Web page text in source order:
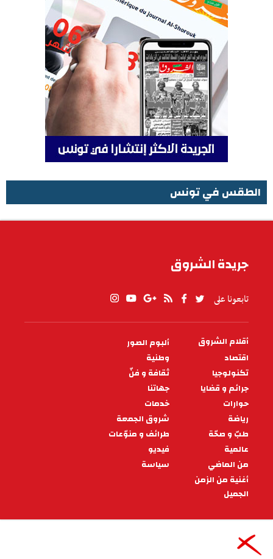
الطقس في تونس
جريدة الشروق
تابعونا على
PIED
DE
PAGE
أقلام الشروق
ألبوم الصور
اقتصاد
وطنية
تكنولوجيا
ثقافة و فنّ
جرائم و قضايا
جهاتنا
حوارات
خدمات
رياضة
شروق الجمعة
طبّ و صحّة
طرائف و منوّعات
عالمية
فيديو
من الماضي
سياسة
أغنية من الزمن
الجميل